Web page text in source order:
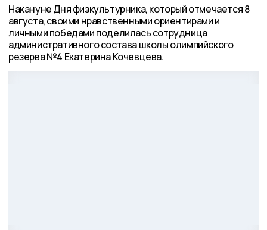
Накануне Дня физкультурника, который отмечается 8
августа, своими нравственными ориентирами и
личными победами поделилась сотрудница
административного состава школы олимпийского
резерва №4 Екатерина Кочевцева.